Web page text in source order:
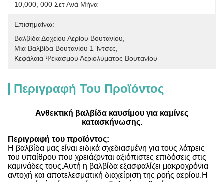
10,000, 000 Σετ Ανά Μήνα
Επισημαίνω:
Βαλβίδα Δοχείου Αερίου Βουτανίου
Μια Βαλβίδα Βουτανίου 1 Ίντσες
Κεφάλαια Ψεκασμού Αεριολύματος Βουτανίου
Περιγραφή Του Προϊόντος
Ανθεκτική βαλβίδα καυσίμου για καμίνες
κατασκήνωσης.
Περιγραφή του προϊόντος:
Η βαλβίδα μας είναι ειδικά σχεδιασμένη για τους λάτρεις
του υπαίθρου που χρειάζονται αξιόπιστες επιδόσεις στις
καμινάδες τους.Αυτή η βαλβίδα εξασφαλίζει μακροχρόνια
αντοχή και αποτελεσματική διαχείριση της ροής αερίου.Η